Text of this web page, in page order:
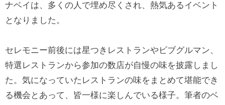
ナベイは、多くの人で埋め尽くされ、熱気あるイベント
となりました。
セレモニー前後には星つきレストランやビブグルマン、
特選レストランから参加の数店が自慢の味を披露しまし
た。気になっていたレストランの味をまとめて堪能でき
る機会とあって、皆一様に楽しんでいる様子。筆者のベ